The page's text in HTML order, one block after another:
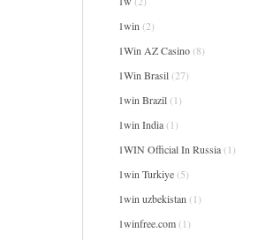
1win (2)
1Win AZ Casino(8)
1Win Brasil(27)
1win Brazil(1)
1win India(1)
1WIN Official In Russia(1)
1win Turkiye(5)
1win uzbekistan (1)
1winfree.com(1)